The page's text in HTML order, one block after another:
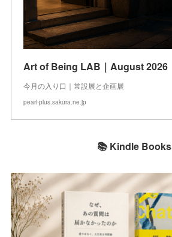
Art of Being LAB｜August 2026
今月の入り口｜常設展と企画展
pearl-plus.sakura.ne.jp
📚 Kindle Books